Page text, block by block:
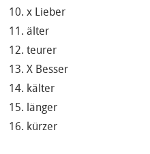
10. x Lieber
11. älter
12. teurer
13. X Besser
14. kälter
15. länger
16. kürzer